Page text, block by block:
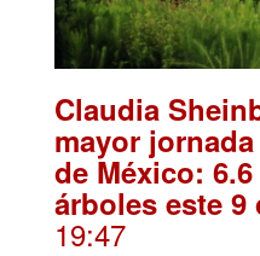
Claudia
mayor
de México:
árboles este 9
19:47